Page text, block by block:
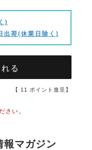
)
出荷(休業日除く)
る
【 11 ポイント進呈】
さい。
報マガジン